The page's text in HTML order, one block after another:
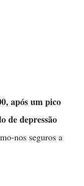
após um pico
de depressão
nos seguros a